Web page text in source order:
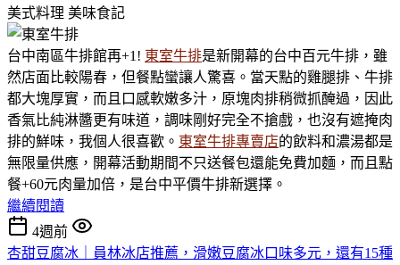
美式料理 美味食記
台中南區牛排館再+1! 東室牛排是新開幕的台中百元牛排，雖
然店面比較陽春，但餐點蠻讓人驚喜。當天點的雞腿排、牛排
都大塊厚實，而且口感軟嫩多汁，原塊肉排稍微抓醃過，因此
香氣比純淋醬更有味道，調味剛好完全不搶戲，也沒有遮掩肉
排的鮮味，我個人很喜歡。 東室牛排專賣店的飲料和濃湯都是
無限量供應，開幕活動期間不只送餐包還能免費加麵，而且點
餐+60元肉量加倍，是台中平價牛排新選擇。
繼續閱讀
4週前
杏甜豆腐冰｜員林冰店推薦，滑嫩豆腐冰口味多元，還有15種